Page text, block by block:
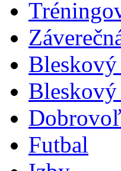
Bleskový
Bleskový
Futbal